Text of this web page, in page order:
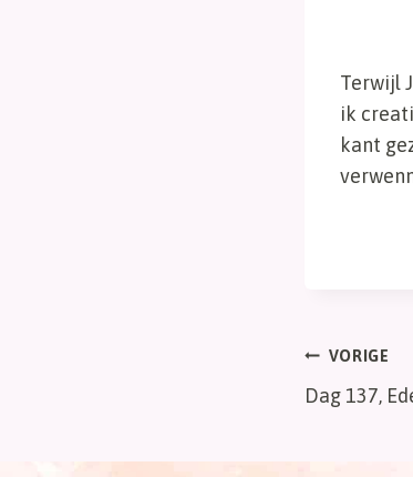
Terwijl
ik
kant
Bericht
VORIGE
Dag 137,